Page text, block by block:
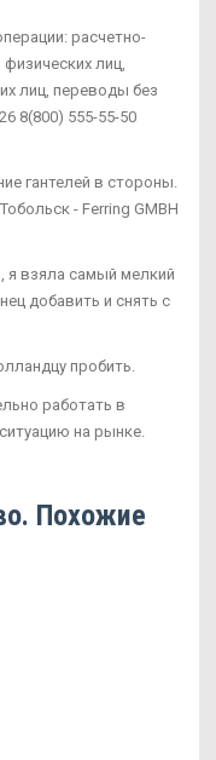
расчетно-
лиц,
лиц, переводы без
8(800) 555-55-50
гантелей в стороны.
- Ferring GMBH
я взяла самый мелкий
добавить и снять с
пробить.
работать в
на рынке.
Похожие